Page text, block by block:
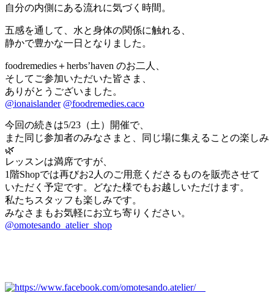
自分の内側にある流れに気づく時間。
五感を通して、水と身体の関係に触れる、
静かで豊かな一日となりました。
foodremedies＋herbs’haven のお二人、
そしてご参加いただいた皆さま、
ありがとうございました。
@ionaislander @foodremedies.caco
今回の続きは5/23（土）開催で、
また同じ参加者のみなさまと、同じ場に集えることの楽しみ
🌿
レッスンは満席ですが、
1階Shopでは再びお2人のご用意くださるものを販売させて
いただく予定です。どなた様でもお越しいただけます。
私たちスタッフも楽しみです。
みなさまもお気軽にお立ち寄りください。
@omotesando_atelier_shop